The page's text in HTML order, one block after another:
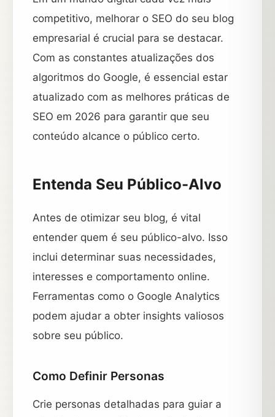
competitivo, melhorar o SEO do seu blog
empresarial é crucial para se destacar.
Com as constantes atualizações dos
algoritmos do Google, é essencial estar
atualizado com as melhores práticas de
SEO em 2026 para garantir que seu
conteúdo alcance o público certo.
Entenda Seu Público-Alvo
Antes de otimizar seu blog, é vital
entender quem é seu público-alvo. Isso
inclui determinar suas necessidades,
interesses e comportamento online.
Ferramentas como o Google Analytics
podem ajudar a obter insights valiosos
sobre seu público.
Como Definir Personas
Crie personas detalhadas para guiar a